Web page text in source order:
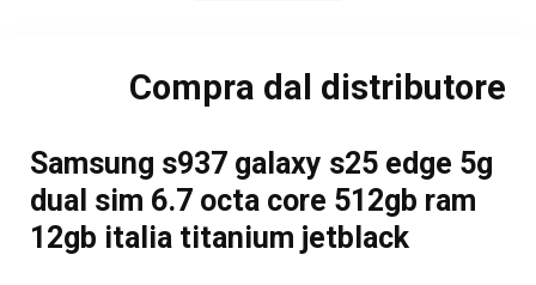
Compra dal distributore
Samsung s937 galaxy s25 edge 5g
dual sim 6.7 octa core 512gb ram
12gb italia titanium jetblack